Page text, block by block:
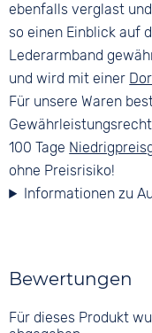
ebenfalls verglast
so einen Einblick auf
Lederarmband
und wird mit einer
Für unsere Waren
100 Tage
ohne Preisrisiko!
Informationen zu
Bewertungen
Für dieses Produkt